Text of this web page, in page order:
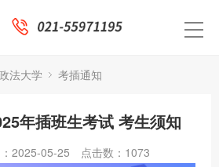
法大学 考插通知
年插班生考试 考生须知
2025-05-25 点击数： 1073